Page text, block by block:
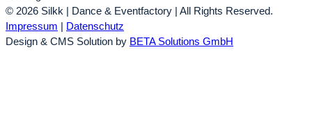
© 2026 Silkk | Dance & Eventfactory | All Rights Reserved.
Impressum | Datenschutz
Design & CMS Solution by BETA Solutions GmbH